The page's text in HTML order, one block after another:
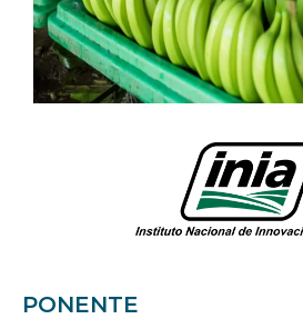
PONENTE